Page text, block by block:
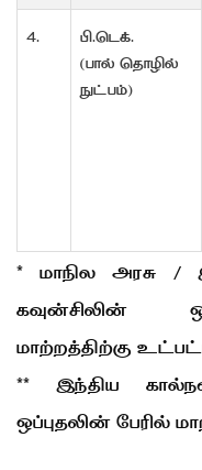
4.
பி.டெக்.
(பால் தொழில்
நுட்பம்)
* மாநில அரசு /
கவுன்சிலின்
மாற்றத்திற்கு
** இந்திய
ஒப்புதலின் பேரில்